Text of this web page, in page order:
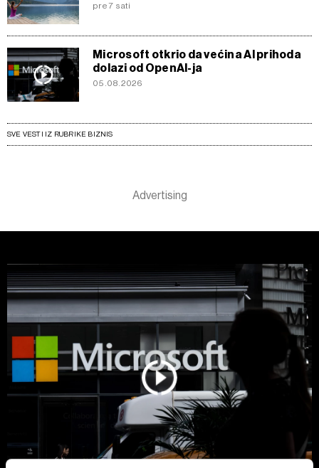
pre 7 sati
Microsoft otkrio da većina AI prihoda
dolazi od OpenAI-ja
05.08.2026
SVE VESTI IZ RUBRIKE BIZNIS